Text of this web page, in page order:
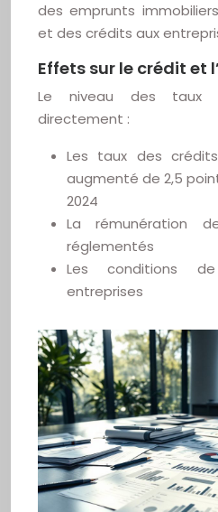
des emprunts
et des crédits aux
Effets sur le crédit et
Le niveau des taux
directement :
Les taux des
augmenté de 2,5
2024
La rémunération
réglementés
Les conditions
entreprises